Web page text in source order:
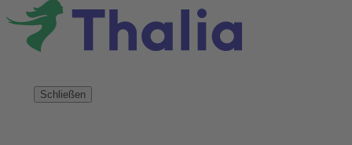
Schließen